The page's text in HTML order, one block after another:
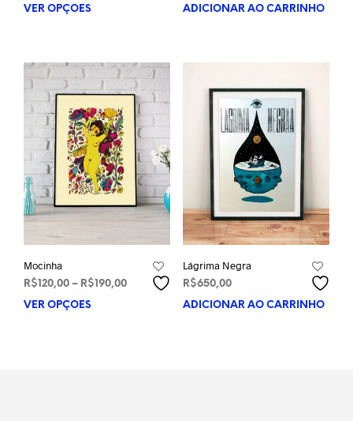
R$190,00
VER OPÇÕES
Este
várias
podem
escolhidas
na
página
do
produto
ADICIONAR AO CARRINHO
Mocinha
R$ 120,00 – R$ 190,00Faixa
VER OPÇÕES
Este
Lágrima Negra
R$650,00
ADICIONAR AO CARRINHO